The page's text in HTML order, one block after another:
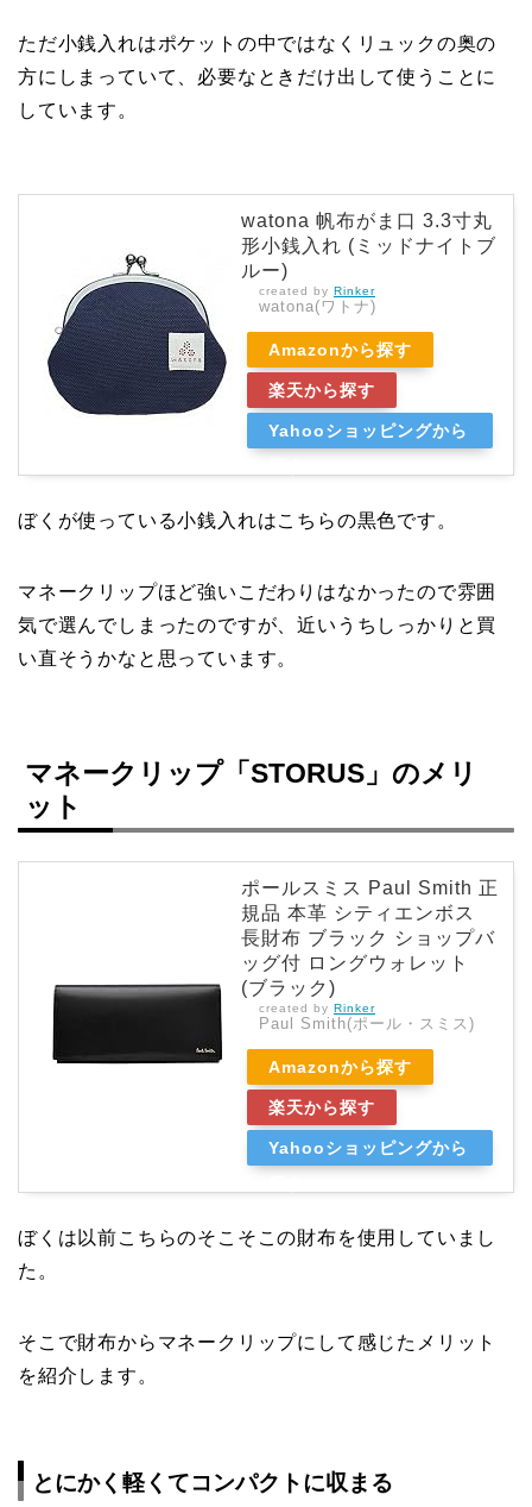
ただ小銭入れはポケットの中ではなくリュックの奥の
方にしまっていて、必要なときだけ出して使うことに
しています。
watona 帆布がま口 3.3寸丸
形小銭入れ (ミッドナイトブ
ルー)
created by Rinker
watona(ワトナ)
Amazonから探す
楽天から探す
Yahooショッピングから
ぼくが使っている小銭入れはこちらの黒色です。
マネークリップほど強いこだわりはなかったので雰囲
気で選んでしまったのですが、近いうちしっかりと買
い直そうかなと思っています。
マネークリップ「STORUS」のメリ
ット
ポールスミス Paul Smith 正
規品 本革 シティエンボス
長財布 ブラック ショップバ
ッグ付 ロングウォレット
(ブラック)
created by Rinker
Paul Smith(ポール・スミス)
Amazonから探す
楽天から探す
Yahooショッピングから
ぼくは以前こちらのそこそこの財布を使用していまし
た。
そこで財布からマネークリップにして感じたメリット
を紹介します。
とにかく軽くてコンパクトに収まる